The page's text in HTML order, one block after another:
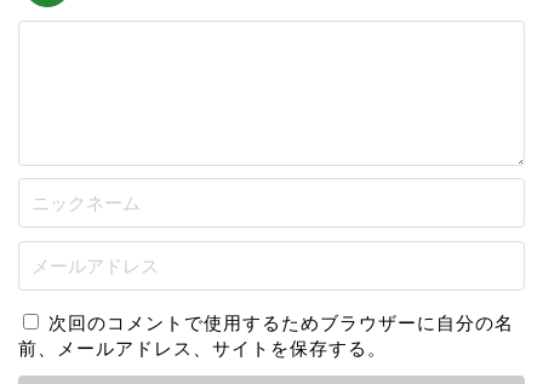
次回のコメントで使用するためブラウザーに自分の名
前、メールアドレス、サイトを保存する。